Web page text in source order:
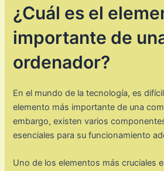
¿Cuál es el
importante de
ordenador?
En el mundo de la tecnología, es
elemento más importante de una
embargo, existen varios
esenciales para su funcionamiento
Uno de los elementos más cruciales